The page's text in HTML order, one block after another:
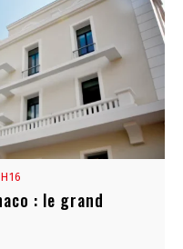
: le grand